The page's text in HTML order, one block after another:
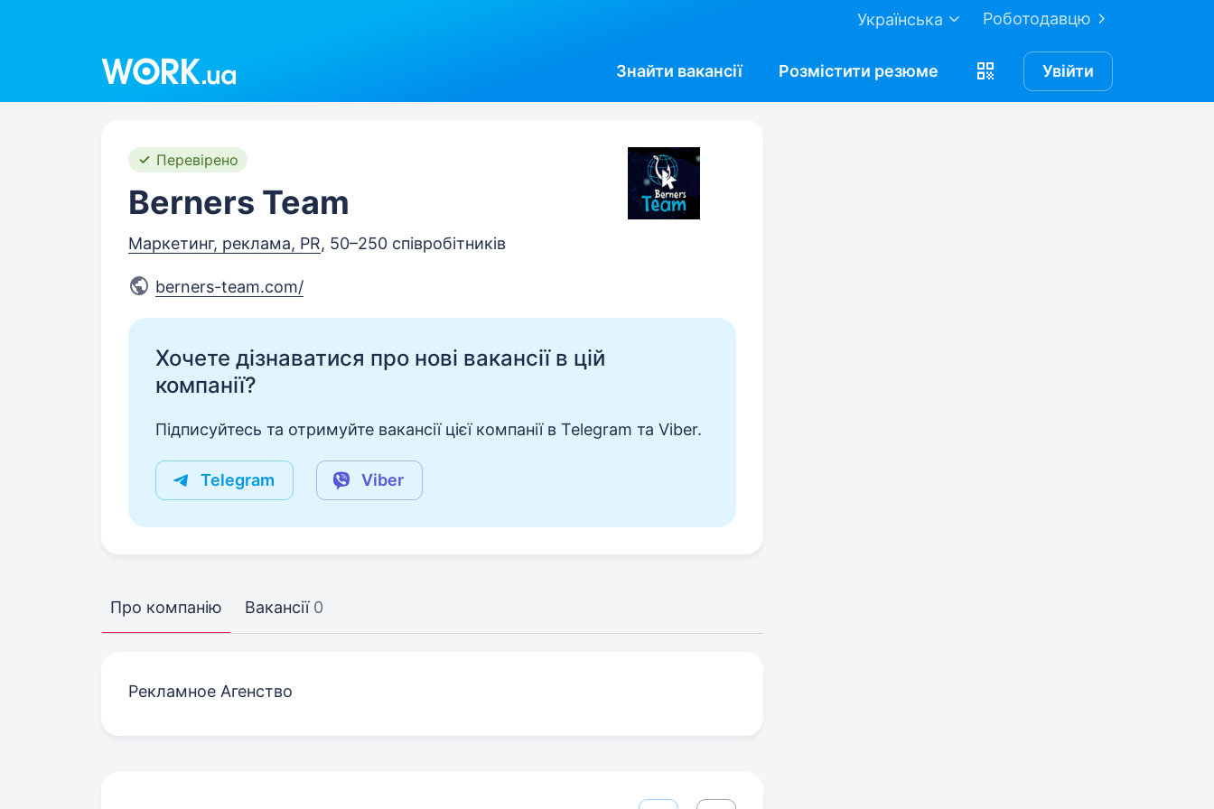
Роботодавцю
Українська
Знайти вакансії Розмістити резюме Увійти
Перевірено
Berners Team
Маркетинг, реклама, PR, 50–250 співробітників
berners-team.com/
Хочете дізнаватися про нові вакансії в цій
компанії?
Підписуйтесь та отримуйте вакансії цієї компанії в Telegram та Viber.
Telegram Viber
Про компанію Вакансії 0
Рекламное Агенство